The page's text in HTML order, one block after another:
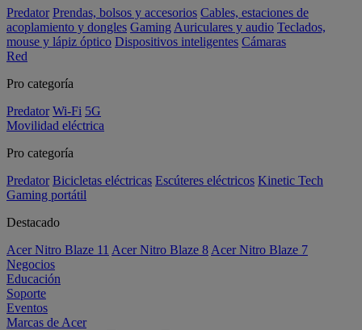
Predator Prendas, bolsos y accesorios Cables, estaciones de
acoplamiento y dongles Gaming Auriculares y audio Teclados,
mouse y lápiz óptico Dispositivos inteligentes Cámaras
Red
Pro categoría
Predator Wi-Fi 5G
Movilidad eléctrica
Pro categoría
Predator Bicicletas eléctricas Escúteres eléctricos Kinetic Tech
Gaming portátil
Destacado
Acer Nitro Blaze 11 Acer Nitro Blaze 8 Acer Nitro Blaze 7
Negocios
Educación
Soporte
Eventos
Marcas de Acer